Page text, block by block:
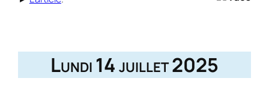
Lundi 14 juillet 2025